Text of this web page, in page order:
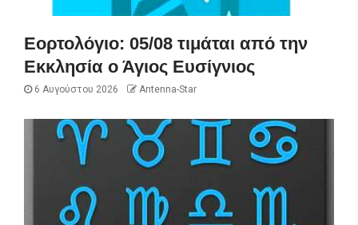
Εορτολόγιο: 05/08 τιμάται από την
Εκκλησία ο Άγιος Ευσίγνιος
6 Αυγούστου 2026 Antenna-Star